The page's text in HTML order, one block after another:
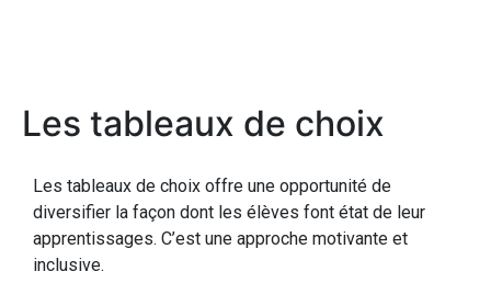
Les tableaux de choix
Les tableaux de choix offre une opportunité de
diversifier la façon dont les élèves font état de leur
apprentissages. C’est une approche motivante et
inclusive.